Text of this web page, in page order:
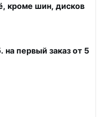
кроме шин, дисков
на первый заказ от 5